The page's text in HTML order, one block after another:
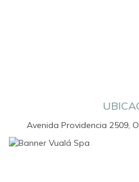
Avenida Providencia 2509,